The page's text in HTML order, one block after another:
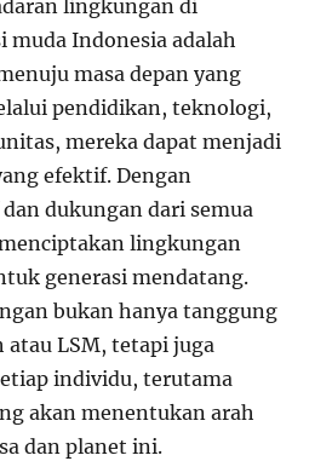
lingkungan di
muda Indonesia adalah
masa depan yang
pendidikan, teknologi,
mereka dapat menjadi
efektif. Dengan
dukungan dari semua
lingkungan
generasi mendatang.
bukan hanya tanggung
atau LSM, tetapi juga
individu, terutama
akan menentukan arah
dan planet ini.